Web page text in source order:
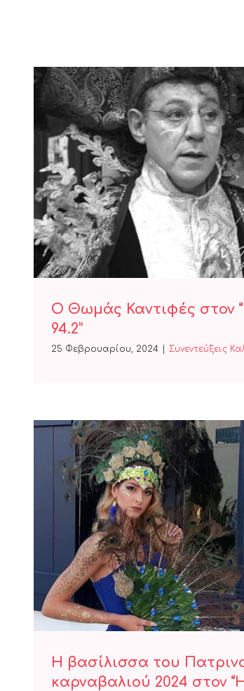
Ο Θωμάς Καντιφές στον
94.2”
Ο Θωμάς Καντιφές στον
94.2”
25 Φεβρουαρίου, 2024 Συνεντεύξεις
Η βασίλισσα του
καρναβαλιού 2024 στον
94.2”
Η βασίλισσα του
καρναβαλιού 2024 στον